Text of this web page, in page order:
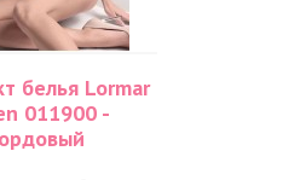
белья Lormar
011900 -